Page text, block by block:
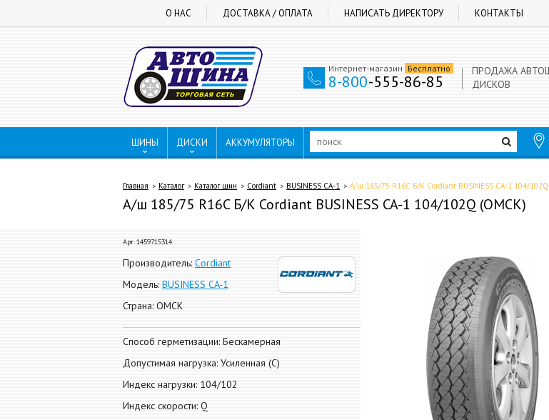
О НАС ДОСТАВКА / ОПЛАТА НАПИСАТЬ ДИРЕКТОРУ КОНТАКТЫ
Интернет-магазин Бесплатно
8-800-555-86-85
ПРОДАЖА
ДИСКОВ
ШИНЫ ДИСКИ АККУМУЛЯТОРЫ
Главная Каталог Каталог шин Cordiant BUSINESS CA-1 А/ш 185/75 R16C Б/К Cordiant BUSINESS CA-1 104/102Q
А/ш 185/75 R16C Б/К Cordiant BUSINESS CA-1 104/102Q (ОМСК)
Арт. 1459715314
Производитель: Cordiant
Модель: BUSINESS CA-1
Страна: ОМСК
Способ герметизации: Бескамерная
Допустимая нагрузка: Усиленная (С)
Индекс нагрузки: 104/102
Индекс скорости: Q